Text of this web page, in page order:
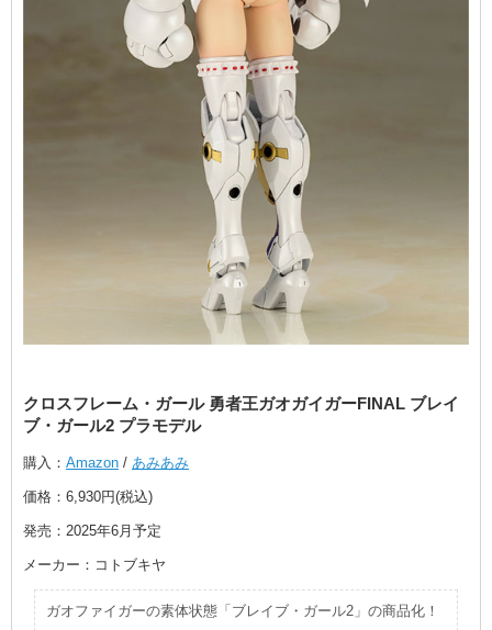
クロスフレーム・ガール 勇者王ガオガイガーFINAL ブレイ
ブ・ガール2 プラモデル
購入： Amazon / あみあみ
価格：6,930円(税込)
発売：2025年6月予定
メーカー：コトブキヤ
ガオファイガーの素体状態「ブレイブ・ガール2」の商品化！